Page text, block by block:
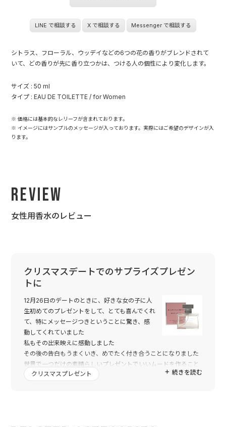
LINE で相談する X で相談する Messenger で相談する
シトラス、フローラル、ウッデイなどの6つの花の香りがブレンドされて
いて、どの香りが先に香り立つかは、つける人の個性により変化します。
サイズ : 50 ml
タイプ : EAU DE TOILETTE / for Women
※ 価格には基本的なレリーフが含まれております。
※ イメージにはサンプルのメッセージが入っております。実際にはご希望のデザインが入
ります。
Review
女性用香水のレビュー
クリスマスデートでのサプライズプレゼン
トに
12月26日のデートのときに、好きな女の子に人
生初めてのプレゼントをして、とても喜んでくれ
て、特にメッセージつきということに驚き、感
動してくれていました
私もその出来映えに感動しました
その後の告白もうまくいき、めでたく付き合うことになりました
世界で一つだけの素晴らしいプレゼントでいいムードを作ること
ができ、トゥーユーのみなさまに感謝の気持ちでいっぱいです
続きを読む
クリスマスプレゼント